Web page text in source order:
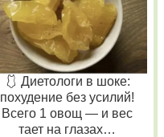
🩱 Диетологи в шоке:
похудение без усилий!
Всего 1 овощ — и вес
тает на глазах…